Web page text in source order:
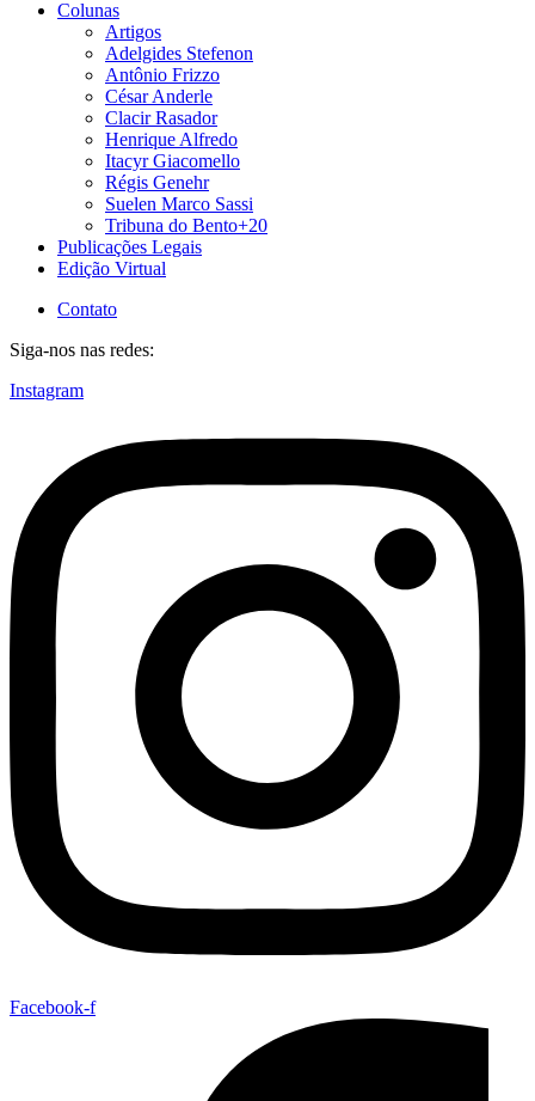
Colunas
Artigos
Adelgides Stefenon
Antônio Frizzo
César Anderle
Clacir Rasador
Henrique Alfredo
Itacyr Giacomello
Régis Genehr
Suelen Marco Sassi
Tribuna do Bento+20
Publicações Legais
Edição Virtual
Contato
Siga-nos nas redes:
Instagram
Facebook-f